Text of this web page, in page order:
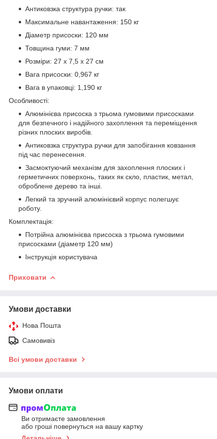
Антиковзка структура ручки: так
Максимальне навантаження: 150 кг
Діаметр присоски: 120 мм
Товщина гуми: 7 мм
Розміри: 27 x 7,5 x 27 см
Вага присоски: 0,967 кг
Вага в упаковці: 1,190 кг
Особливості:
Алюмінієва присоска з трьома гумовими присосками
для безпечного і надійного захоплення та переміщення
різних плоских виробів.
Антиковзка структура ручки для запобігання ковзання
під час перенесення.
Засмоктуючий механізм для захоплення плоских і
герметичних поверхонь, таких як скло, пластик, метал,
оброблене дерево та інші.
Легкий та зручний алюмінієвий корпус полегшує
роботу.
Комплектація:
Потрійна алюмінієва присоска з трьома гумовими
присосками (діаметр 120 мм)
Інструкція користувача
Приховати
Умови доставки
Нова Пошта
Самовивіз
Всі умови доставки
Умови оплати
Ви отримаєте замовлення
або гроші повернуться на вашу картку